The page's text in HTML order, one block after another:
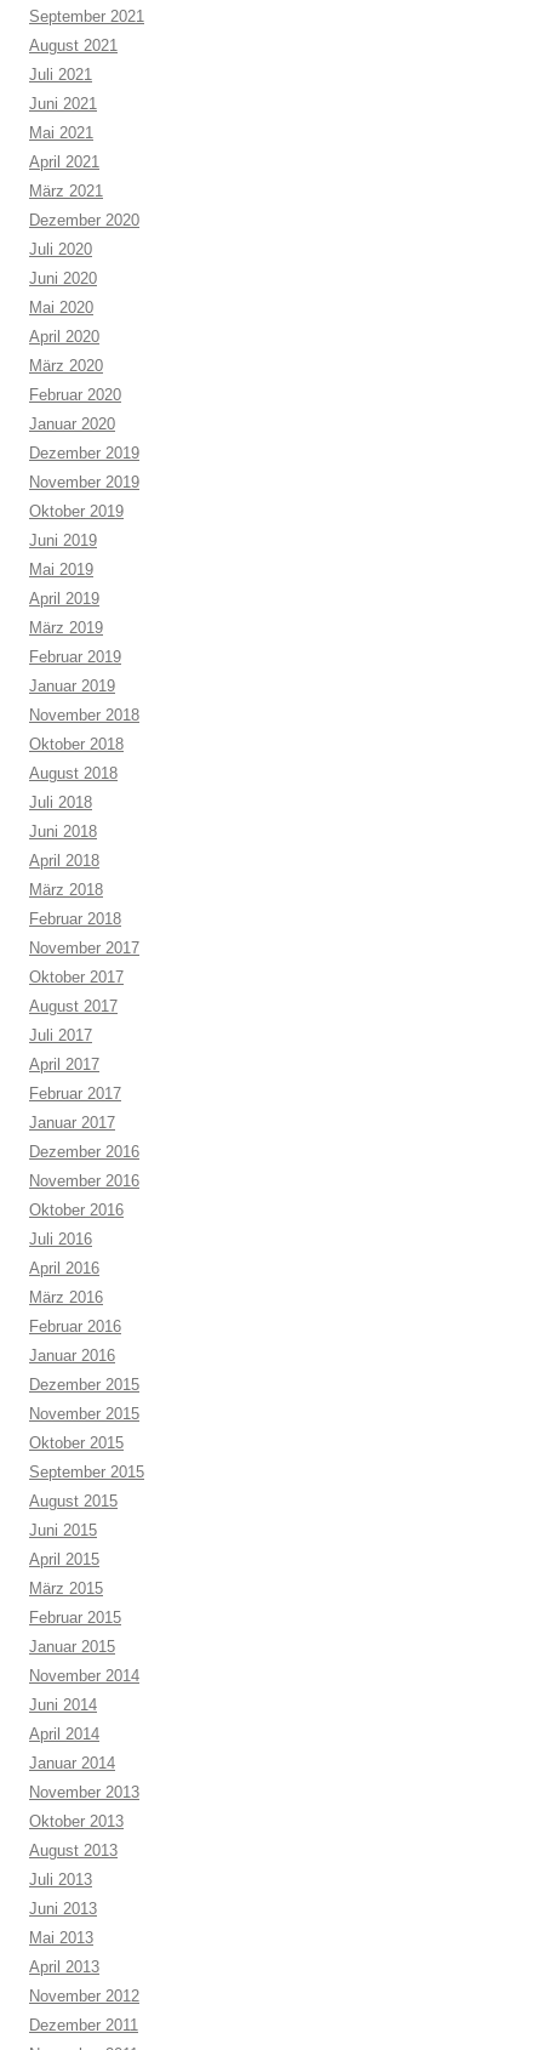
September 2021
August 2021
Juli 2021
Juni 2021
Mai 2021
April 2021
März 2021
Dezember 2020
Juli 2020
Juni 2020
Mai 2020
April 2020
März 2020
Februar 2020
Januar 2020
Dezember 2019
November 2019
Oktober 2019
Juni 2019
Mai 2019
April 2019
März 2019
Februar 2019
Januar 2019
November 2018
Oktober 2018
August 2018
Juli 2018
Juni 2018
April 2018
März 2018
Februar 2018
November 2017
Oktober 2017
August 2017
Juli 2017
April 2017
Februar 2017
Januar 2017
Dezember 2016
November 2016
Oktober 2016
Juli 2016
April 2016
März 2016
Februar 2016
Januar 2016
Dezember 2015
November 2015
Oktober 2015
September 2015
August 2015
Juni 2015
April 2015
März 2015
Februar 2015
Januar 2015
November 2014
Juni 2014
April 2014
Januar 2014
November 2013
Oktober 2013
August 2013
Juli 2013
Juni 2013
Mai 2013
April 2013
November 2012
Dezember 2011